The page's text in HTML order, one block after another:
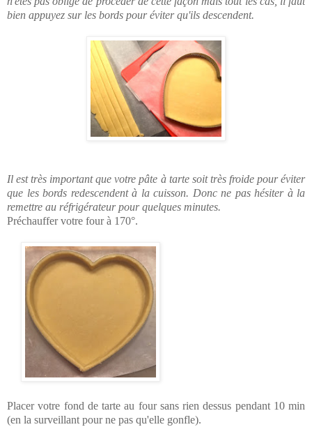
bien appuyez sur les bords pour éviter qu'ils descendent.
Il est très important que votre pâte à tarte soit très froide pour éviter
que les bords redescendent à la cuisson. Donc ne pas hésiter à la
remettre au réfrigérateur pour quelques minutes.
Préchauffer votre four à 170°.
Placer votre fond de tarte au four sans rien dessus pendant 10 min
(en la surveillant pour ne pas qu'elle gonfle).